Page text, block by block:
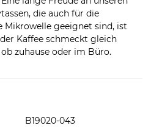
die auch für die
Mikrowelle geeignet sind, ist
Kaffee schmeckt gleich
zuhause oder im Büro.
B19020-043